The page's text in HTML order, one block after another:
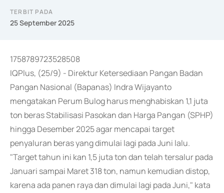
TERBIT PADA
25 September 2025
1758789723528508
IQPlus, (25/9) - Direktur Ketersediaan Pangan Badan
Pangan Nasional (Bapanas) Indra Wijayanto
mengatakan Perum Bulog harus menghabiskan 1,1 juta
ton beras Stabilisasi Pasokan dan Harga Pangan (SPHP)
hingga Desember 2025 agar mencapai target
penyaluran beras yang dimulai lagi pada Juni lalu.
"Target tahun ini kan 1,5 juta ton dan telah tersalur pada
Januari sampai Maret 318 ton, namun kemudian distop,
karena ada panen raya dan dimulai lagi pada Juni," kata